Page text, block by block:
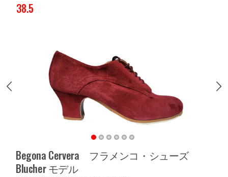
38.5
Begona Cervera フラメンコ・シューズ
Blucher モデル